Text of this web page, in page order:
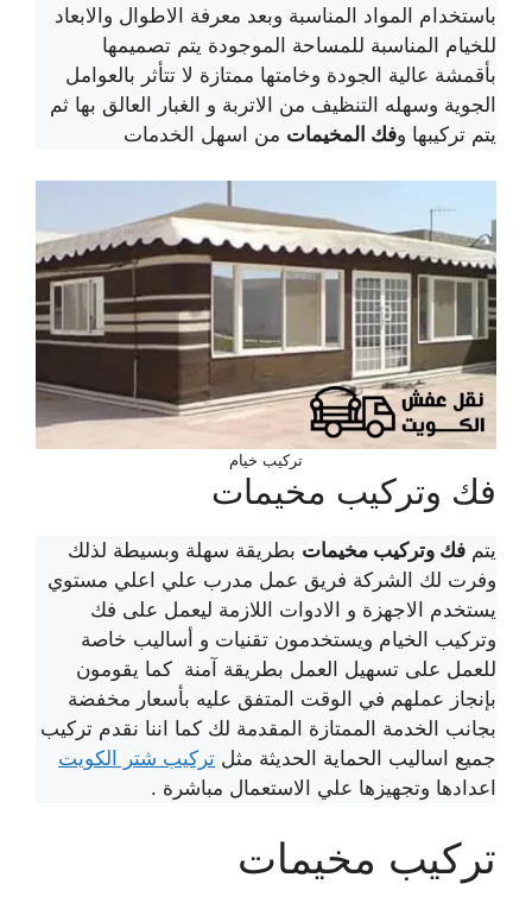
باستخدام المواد المناسبة وبعد معرفة الاطوال والابعاد
للخيام المناسبة للمساحة الموجودة يتم تصميمها
بأقمشة عالية الجودة وخامتها ممتازة لا تتأثر بالعوامل
الجوية وسهله التنظيف من الاتربة و الغبار العالق بها ثم
يتم تركيبها وفك المخيمات من اسهل الخدمات
تركيب خيام
فك وتركيب مخيمات
يتم فك وتركيب مخيمات بطريقة سهلة وبسيطة لذلك
وفرت لك الشركة فريق عمل مدرب علي اعلي مستوي
يستخدم الاجهزة و الادوات اللازمة ليعمل على فك
وتركيب الخيام ويستخدمون تقنيات و أساليب خاصة
للعمل على تسهيل العمل بطريقة آمنة كما يقومون
بإنجاز عملهم في الوقت المتفق عليه بأسعار مخفضة
بجانب الخدمة الممتازة المقدمة لك كما اننا نقدم تركيب
جميع اساليب الحماية الحديثة مثل تركيب شتر الكويت
اعدادها وتجهيزها علي الاستعمال مباشرة .
تركيب مخيمات